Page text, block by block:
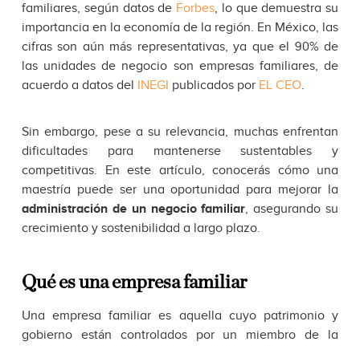
familiares, según datos de Forbes, lo que demuestra su
importancia en la economía de la región. En México, las
cifras son aún más representativas, ya que el 90% de
las unidades de negocio son empresas familiares, de
acuerdo a datos del INEGI publicados por EL CEO.
Sin embargo, pese a su relevancia, muchas enfrentan
dificultades para mantenerse sustentables y
competitivas. En este artículo, conocerás cómo una
maestría puede ser una oportunidad para mejorar la
administración de un negocio familiar, asegurando su
crecimiento y sostenibilidad a largo plazo.
Qué es una empresa familiar
Una empresa familiar es aquella cuyo patrimonio y
gobierno están controlados por un miembro de la